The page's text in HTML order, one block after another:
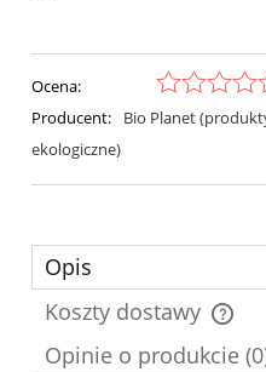
Ocena:
Producent:
Bio Planet
ekologiczne)
Opis
Koszty dostawy
Cena nie zawiera
Opinie o produkcie